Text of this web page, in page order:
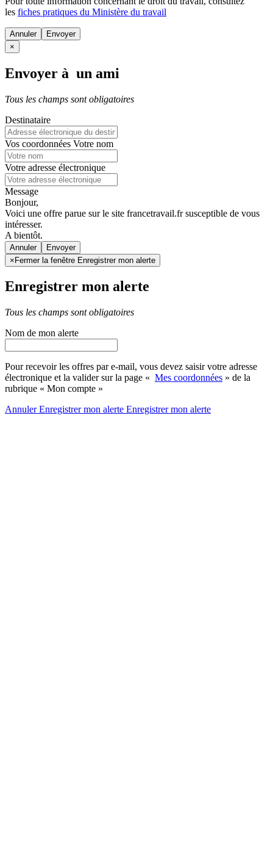
les fiches pratiques du Ministère du travail
Annuler
×
Envoyer à un ami
Tous les champs sont obligatoires
Destinataire
Vos coordonnées Votre nom
Votre adresse électronique
Message
Bonjour,
Voici une offre parue sur le site francetravail.fr susceptible de vous
intéresser.
A bientôt.
Annuler
×Fermer la fenêtre Enregistrer mon alerte
Enregistrer mon alerte
Tous les champs sont obligatoires
Nom de mon alerte
Pour recevoir les offres par e-mail, vous devez saisir votre adresse
électronique et la valider sur la page « Mes coordonnées » de la
rubrique « Mon compte »
AnnulerEnregistrer mon alerte Enregistrermon alerte